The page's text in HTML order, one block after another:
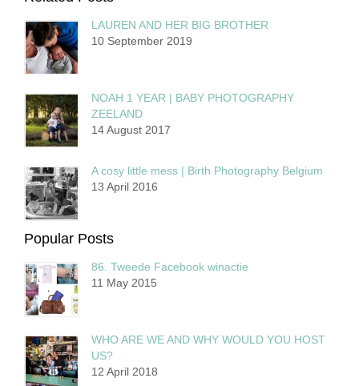
LAUREN AND HER BIG BROTHER
10 September 2019
NOAH 1 YEAR | BABY PHOTOGRAPHY
ZEELAND
14 August 2017
A cosy little mess | Birth Photography Belgium
13 April 2016
Popular Posts
86. Tweede Facebook winactie
11 May 2015
WHO ARE WE AND WHY WOULD YOU HOST
US?
12 April 2018